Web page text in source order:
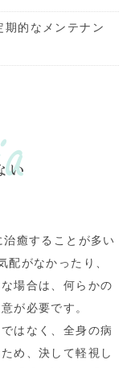
期的なメンテナン
い
癒することが多い
配がなかったり、
場合は、何らかの
が必要です。
はなく、全身の病
め、決して軽視し